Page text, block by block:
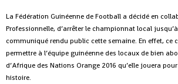
La Fédération Guinéenne de Football a décidé en
Professionnelle, d’arrêter le championnat local
communiqué rendu public cette semaine. En effet, ce
permettre à l’équipe guinéenne des locaux de bien
d’Afrique des Nations Orange 2016 qu’elle jouera
histoire.